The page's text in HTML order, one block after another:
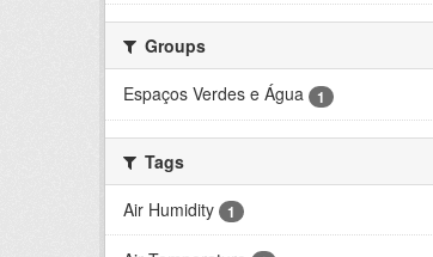
Groups
Espaços Verdes e Água
1
Tags
Air Humidity
1